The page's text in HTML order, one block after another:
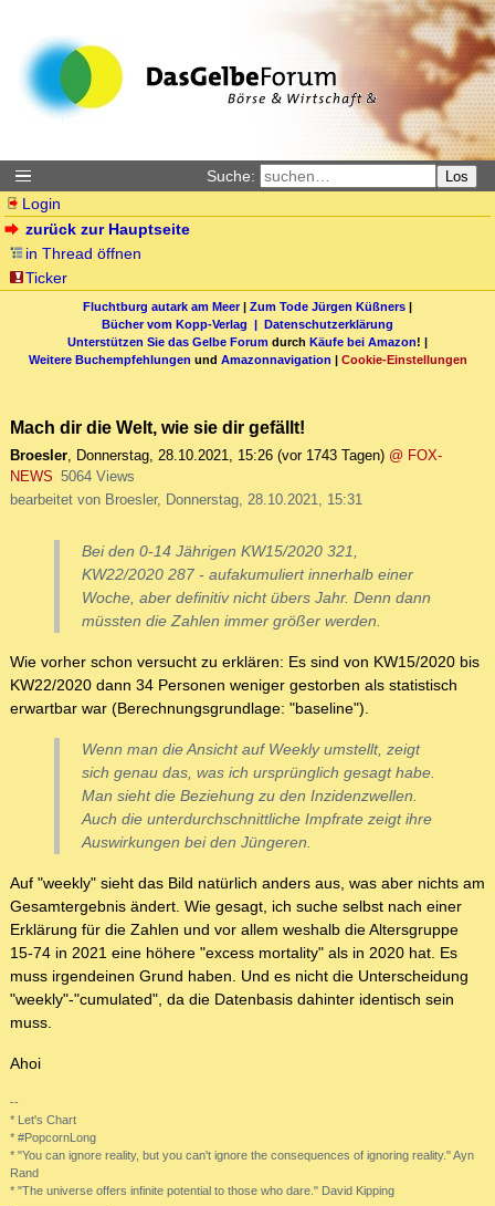
Suche: Los
Login
zurück zur Hauptseite
in Thread öffnen
Ticker
Fluchtburg autark am Meer| Zum Tode Jürgen Küßners |
Bücher vom Kopp-Verlag | Datenschutzerklärung
Unterstützen Sie das Gelbe Forum durch Käufe bei Amazon! |
Weitere Buchempfehlungen und Amazonnavigation | Cookie-Einstellungen
Mach dir die Welt, wie sie dir gefällt!
Broesler, Donnerstag, 28.10.2021, 15:26 (vor 1743 Tagen) @ FOX-
NEWS 5064 Views
bearbeitet von Broesler, Donnerstag, 28.10.2021, 15:31
Bei den 0-14 Jährigen KW15/2020 321,
KW22/2020 287 - aufakumuliert innerhalb einer
Woche, aber definitiv nicht übers Jahr. Denn dann
müssten die Zahlen immer größer werden.
Wie vorher schon versucht zu erklären: Es sind von KW15/2020 bis
KW22/2020 dann 34 Personen weniger gestorben als statistisch
erwartbar war (Berechnungsgrundlage: "baseline").
Wenn man die Ansicht auf Weekly umstellt, zeigt
sich genau das, was ich ursprünglich gesagt habe.
Man sieht die Beziehung zu den Inzidenzwellen.
Auch die unterdurchschnittliche Impfrate zeigt ihre
Auswirkungen bei den Jüngeren.
Auf "weekly" sieht das Bild natürlich anders aus, was aber nichts am
Gesamtergebnis ändert. Wie gesagt, ich suche selbst nach einer
Erklärung für die Zahlen und vor allem weshalb die Altersgruppe
15-74 in 2021 eine höhere "excess mortality" als in 2020 hat. Es
muss irgendeinen Grund haben. Und es nicht die Unterscheidung
"weekly"-"cumulated", da die Datenbasis dahinter identisch sein
muss.
Ahoi
--
* Let's Chart
* #PopcornLong
* "You can ignore reality, but you can't ignore the consequences of ignoring reality." Ayn
Rand
* "The universe offers infinite potential to those who dare." David Kipping